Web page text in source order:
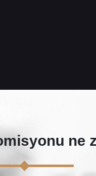
ne